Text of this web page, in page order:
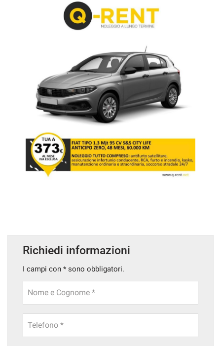
Richiedi informazioni
I campi con * sono obbligatori.
Nome e Cognome *
Telefono *